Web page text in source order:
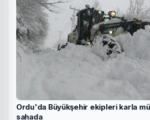
Ordu'da Büyükşehir ekipleri karla
sahada